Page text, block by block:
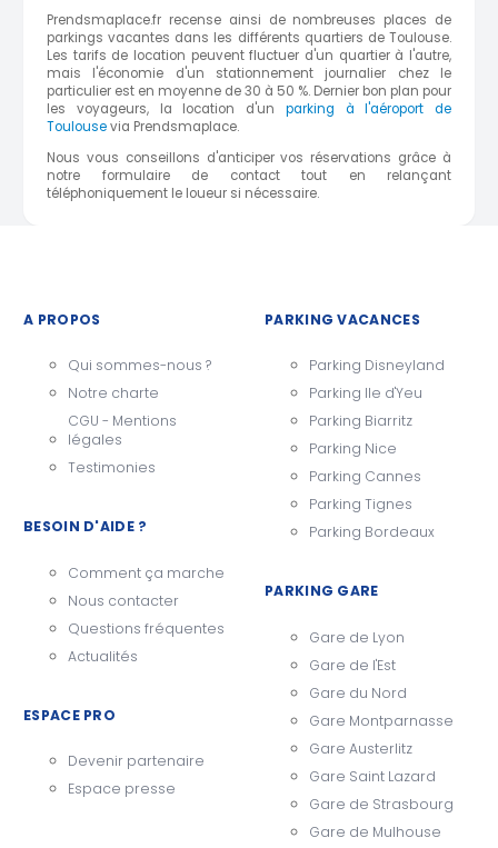
Prendsmaplace.fr recense ainsi de nombreuses places de
parkings vacantes dans les différents quartiers de Toulouse.
Les tarifs de location peuvent fluctuer d'un quartier à l'autre,
mais l'économie d'un stationnement journalier chez le
particulier est en moyenne de 30 à 50 %. Dernier bon plan pour
les voyageurs, la location d'un parking à l'aéroport de
Toulousevia Prendsmaplace.
Nous vous conseillons d'anticiper vos réservations grâce à
notre formulaire de contact tout en relançant
téléphoniquement le loueur si nécessaire.
A PROPOS
Qui sommes-nous ?
Notre charte
CGU - Mentions
légales
Testimonies
BESOIN D'AIDE ?
Comment ça marche
Nous contacter
Questions fréquentes
Actualités
ESPACE PRO
Devenir partenaire
Espace presse
PARKING VACANCES
Parking Disneyland
Parking Ile d'Yeu
Parking Biarritz
Parking Nice
Parking Cannes
Parking Tignes
Parking Bordeaux
PARKING GARE
Gare de Lyon
Gare de l'Est
Gare du Nord
Gare Montparnasse
Gare Austerlitz
Gare Saint Lazard
Gare de Strasbourg
Gare de Mulhouse